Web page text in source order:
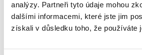
analýzy. Partneři tyto údaje mohou
dalšími informacemi, které jste jim
získali v důsledku toho, že používáte